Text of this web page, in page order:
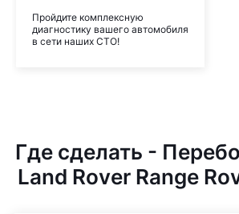
Пройдите комплексную
диагностику вашего автомобиля
в сети наших СТО!
Где сделать -
Land Rover Range